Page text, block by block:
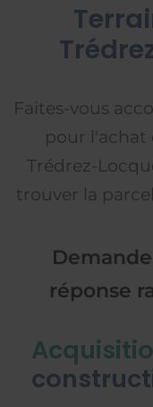
Faites-vous
pour l'achat
Trédrez-
trouver la
réponse